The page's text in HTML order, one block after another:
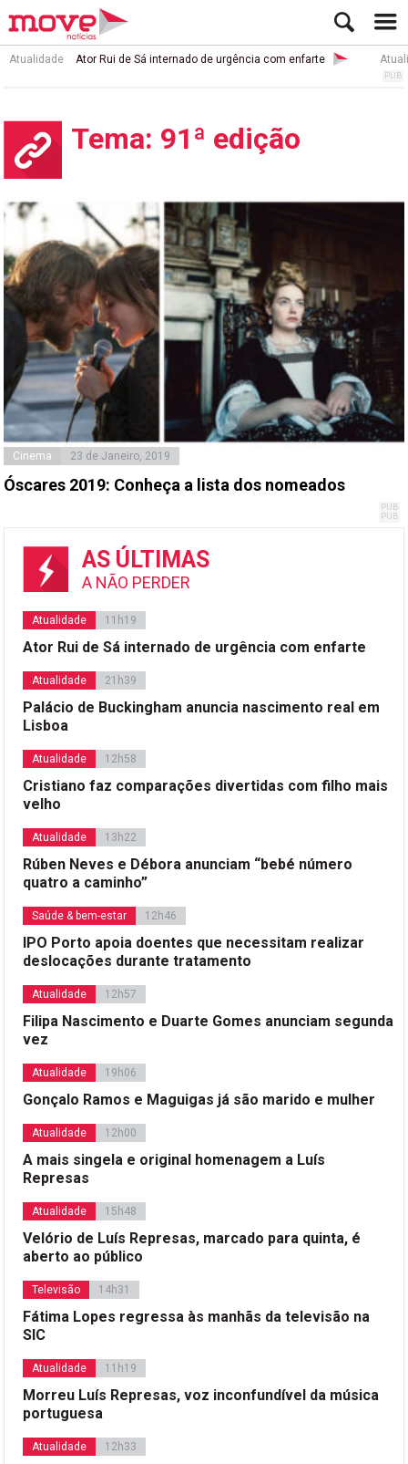
Atualidade Ator Rui de Sá internado de urgência com enfarte
Tema: 91ª edição
Cinema 23 de Janeiro, 2019
Óscares 2019: Conheça a lista dos nomeados
AS ÚLTIMAS
A NÃO PERDER
Atualidade 11h19
Ator Rui de Sá internado de urgência com enfarte
Atualidade 21h39
Palácio de Buckingham anuncia nascimento real em
Lisboa
Atualidade 12h58
Cristiano faz comparações divertidas com filho mais
velho
Atualidade 13h22
Rúben Neves e Débora anunciam “bebé número
quatro a caminho”
Saúde & bem-estar 12h46
IPO Porto apoia doentes que necessitam realizar
deslocações durante tratamento
Atualidade 12h57
Filipa Nascimento e Duarte Gomes anunciam segunda
vez
Atualidade 19h06
Gonçalo Ramos e Maguigas já são marido e mulher
Atualidade 12h00
A mais singela e original homenagem a Luís
Represas
Atualidade 15h48
Velório de Luís Represas, marcado para quinta, é
aberto ao público
Televisão 14h31
Fátima Lopes regressa às manhãs da televisão na
SIC
Atualidade 11h19
Morreu Luís Represas, voz inconfundível da música
portuguesa
Atualidade 12h33